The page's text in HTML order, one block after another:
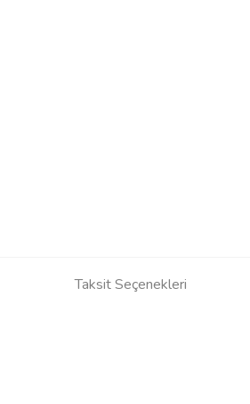
Taksit Seçenekleri